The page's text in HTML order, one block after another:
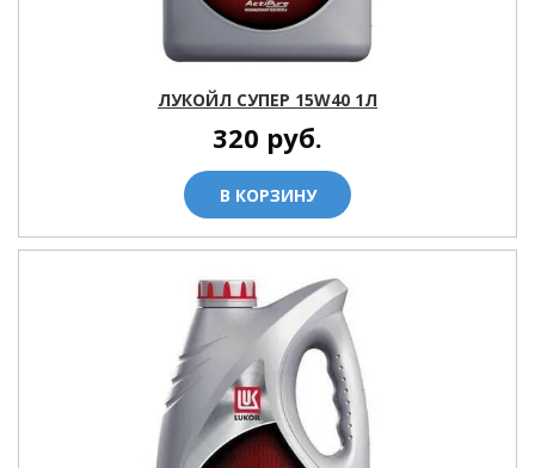
ЛУКОЙЛ СУПЕР 15W40 1Л
320 руб.
В КОРЗИНУ